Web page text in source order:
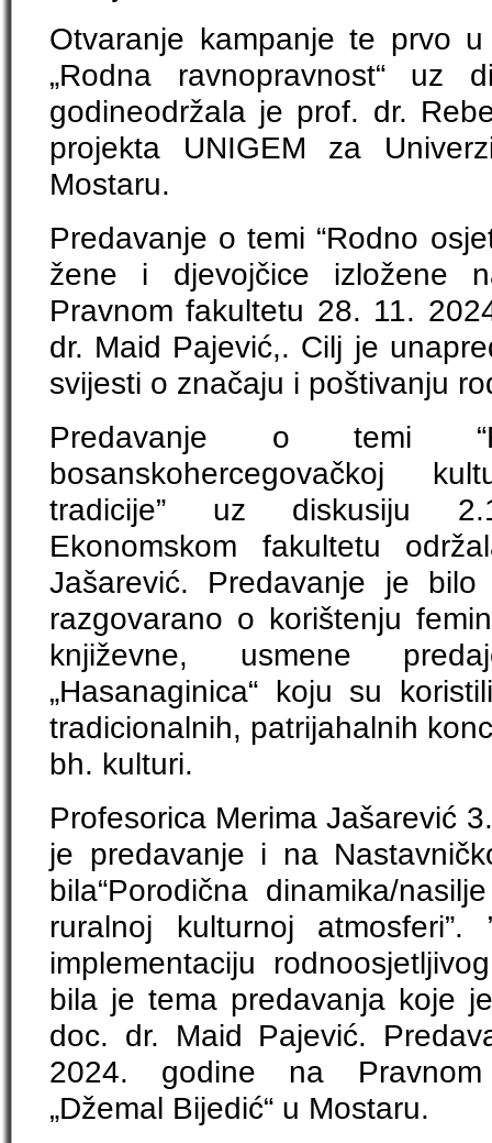
Otvaranje kampanje te prvo
„Rodna ravnopravnost“ uz
godineodržala je prof. dr.
projekta UNIGEM za
Mostaru.
Predavanje o temi “Rodno
žene i djevojčice izložene
Pravnom fakultetu 28. 11.
dr. Maid Pajević,. Cilj je
svijesti o značaju i poštivanju
Predavanje o temi
bosanskohercegovačkoj
tradicije” uz diskusiju
Ekonomskom fakultetu
Jašarević. Predavanje je
razgovarano o korištenju
književne, usmene
„Hasanaginica“ koju su
tradicionalnih, patrijahalnih
bh. kulturi.
Profesorica Merima Jašarević
je predavanje i na
bila“Porodična dinamika/
ruralnoj kulturnoj
implementaciju
bila je tema predavanja koje
doc. dr. Maid Pajević.
2024. godine na Pravnom
„Džemal Bijedić“ u Mostaru.